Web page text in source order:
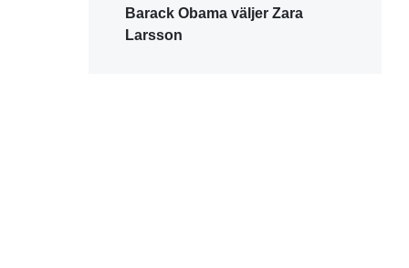
Barack Obama väljer Zara
Larsson